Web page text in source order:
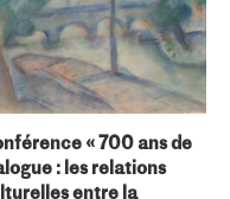
« 700 ans de
: les relations
entre la